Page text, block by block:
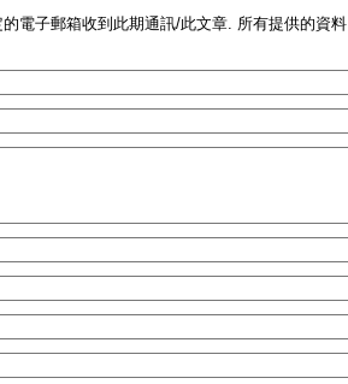
電子郵箱收到此期通訊/此文章. 所有提供的資料